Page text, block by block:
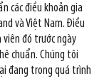
các điều khoản gia
và Việt Nam. Điều
viên đó trước ngày
chuẩn. Chúng tôi
đang trong quá trình